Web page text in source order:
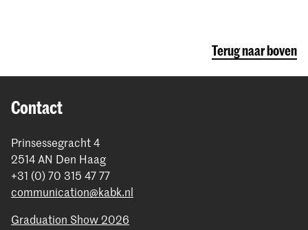
Terug naar boven
Contact
Prinsessegracht 4
2514 AN Den Haag
+31 (0) 70 315 47 77
communication@kabk.nl
Graduation Show 2026